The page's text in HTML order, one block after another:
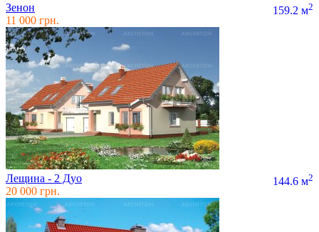
Зенон 159.2 м2
11 000 грн.
Лещина - 2 Дуо 144.6 м2
20 000 грн.